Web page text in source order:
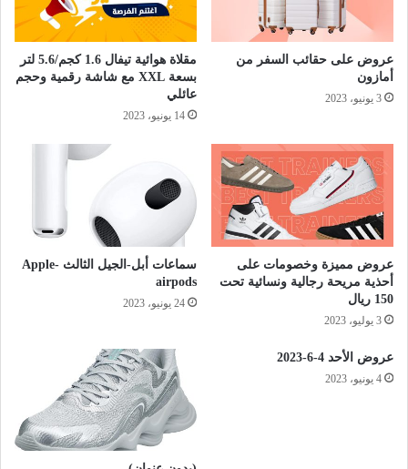
عروض على حقائب السفر من
أمازون
3 يونيو، 2023
مقلاة هوائية تيفال 1.6 كجم/5.6 لتر
بسعة XXL مع شاشة رقمية وحجم
عائلي
14 يونيو، 2023
عروض مميزة وخصومات على
أحذية مريحة رجالية ونسائية تحت
150 ريال
3 يوليو، 2023
سماعات أبل-الجيل الثالث Apple-
airpods
24 يونيو، 2023
عروض الأحد 4-6-2023
4 يونيو، 2023